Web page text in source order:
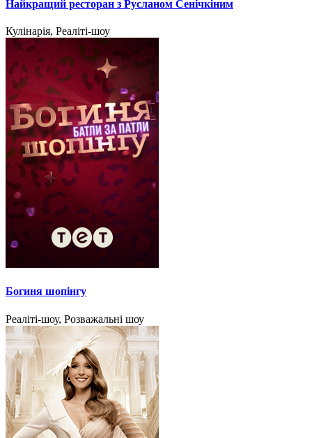
Найкращий ресторан з Русланом Сенічкіним
Кулінарія, Реаліті-шоу
Богиня шопінгу
Реаліті-шоу, Розважальні шоу